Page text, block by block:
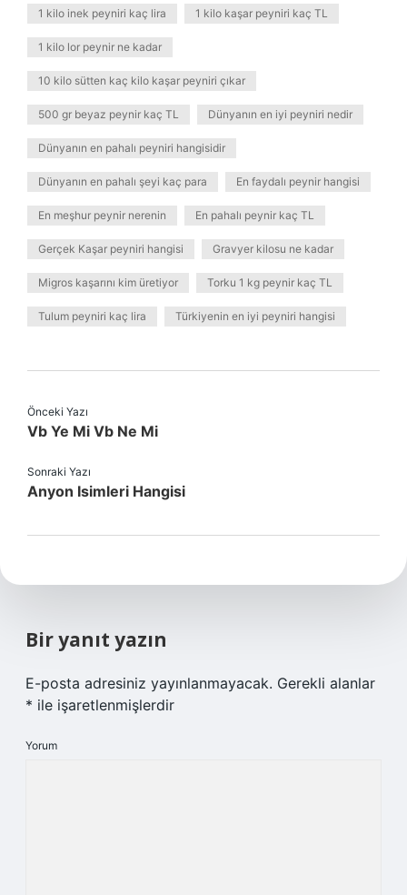
1 kilo inek peyniri kaç lira 1 kilo kaşar peyniri kaç TL
1 kilo lor peynir ne kadar
10 kilo sütten kaç kilo kaşar peyniri çıkar
500 gr beyaz peynir kaç TL Dünyanın en iyi peyniri nedir
Dünyanın en pahalı peyniri hangisidir
Dünyanın en pahalı şeyi kaç para En faydalı peynir hangisi
En meşhur peynir nerenin En pahalı peynir kaç TL
Gerçek Kaşar peyniri hangisi Gravyer kilosu ne kadar
Migros kaşarını kim üretiyor Torku 1 kg peynir kaç TL
Tulum peyniri kaç lira Türkiyenin en iyi peyniri hangisi
Önceki Yazı
Vb Ye Mi Vb Ne Mi
Sonraki Yazı
Anyon Isimleri Hangisi
Bir yanıt yazın
E-posta adresiniz yayınlanmayacak. Gerekli alanlar
* ile işaretlenmişlerdir
Yorum